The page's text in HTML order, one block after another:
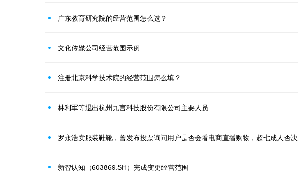
广东教育研究院的经营范围怎么选？
文化传媒公司经营范围示例
注册北京科学技术院的经营范围怎么填？
林利军等退出杭州九言科技股份有限公司主要人员
罗永浩卖服装鞋靴，曾发布投票询问用户是否会看电商直播购物，超七成人否决
新智认知（603869.SH）完成变更经营范围